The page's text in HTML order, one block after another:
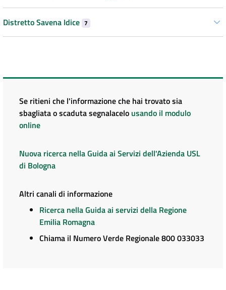
Distretto Savena Idice 7
Se ritieni che l'informazione che hai trovato sia
sbagliata o scaduta segnalacelo usando il modulo
online
Nuova ricerca nella Guida ai Servizi dell'Azienda USL
di Bologna
Altri canali di informazione
Ricerca nella Guida ai servizi della Regione
Emilia Romagna
Chiama il Numero Verde Regionale 800 033033